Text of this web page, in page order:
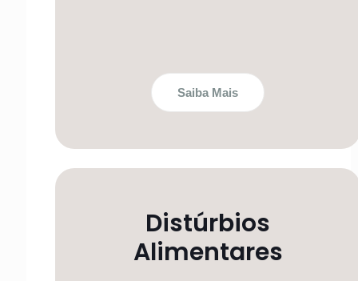
Saiba Mais
Distúrbios
Alimentares